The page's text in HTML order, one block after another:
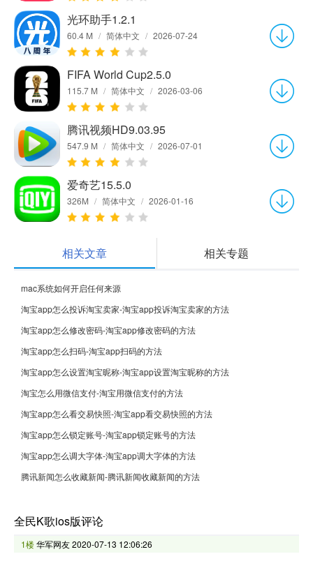
光环助手1.2.1
60.4 M / 简体中文 / 2026-07-24
FIFA World Cup2.5.0
115.7 M / 简体中文 / 2026-03-06
腾讯视频HD9.03.95
547.9 M / 简体中文 / 2026-07-01
爱奇艺15.5.0
326M / 简体中文 / 2026-01-16
相关文章 相关专题
mac系统如何开启任何来源
淘宝app怎么投诉淘宝卖家-淘宝app投诉淘宝卖家的方法
淘宝app怎么修改密码-淘宝app修改密码的方法
淘宝app怎么扫码-淘宝app扫码的方法
淘宝app怎么设置淘宝昵称-淘宝app设置淘宝昵称的方法
淘宝怎么用微信支付-淘宝用微信支付的方法
淘宝app怎么看交易快照-淘宝app看交易快照的方法
淘宝app怎么锁定账号-淘宝app锁定账号的方法
淘宝app怎么调大字体-淘宝app调大字体的方法
腾讯新闻怎么收藏新闻-腾讯新闻收藏新闻的方法
全民K歌ios版评论
1楼华军网友2020-07-13 12:06:26